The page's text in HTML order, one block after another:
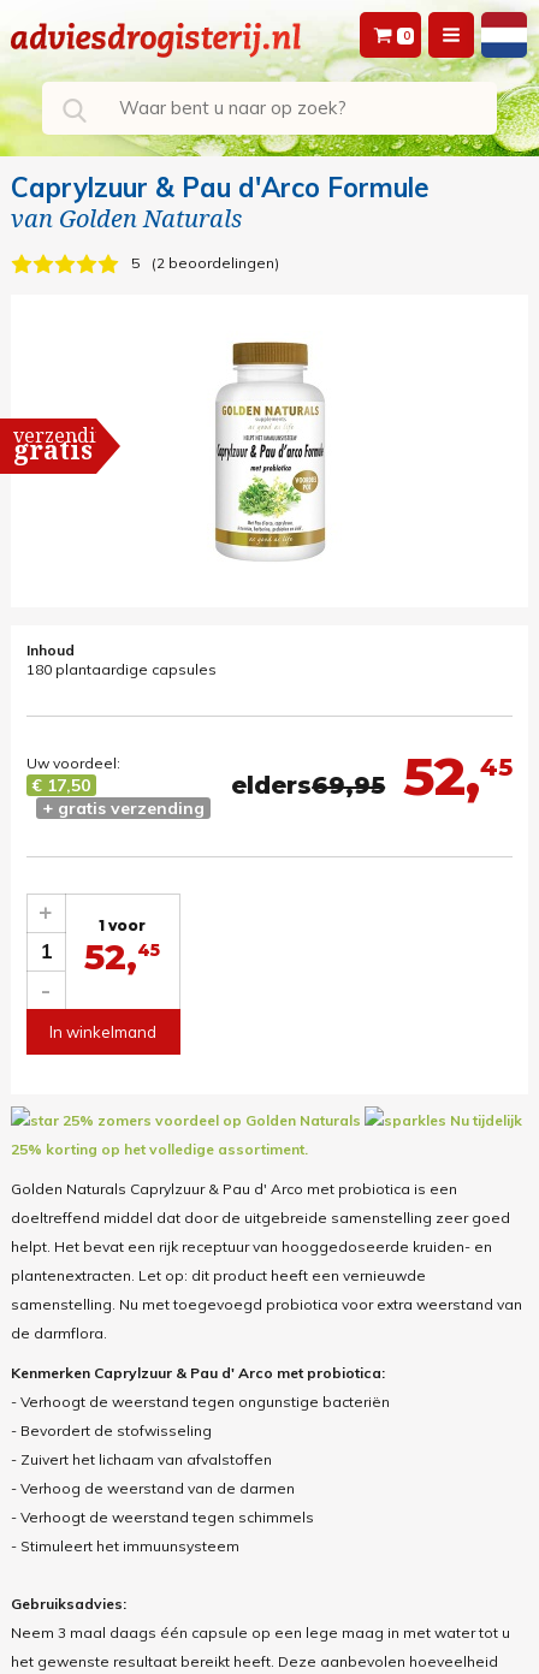
0
Caprylzuur & Pau d'Arco Formule
van Golden Naturals
5 2 beoordelingen
verzending
gratis
Inhoud
180 plantaardige capsules
52,45
elders69,95
Uw voordeel:
€ 17,50
+ gratis verzending
1
-
+ 1 voor
52,45
In winkelmand
25% zomers voordeel op Golden Naturals
Nu tijdelijk
25% korting op het volledige assortiment.
Golden Naturals Caprylzuur & Pau d' Arco met probiotica is een
doeltreffend middel dat door de uitgebreide samenstelling zeer goed
helpt. Het bevat een rijk receptuur van hooggedoseerde kruiden- en
plantenextracten. Let op: dit product heeft een vernieuwde
samenstelling. Nu met toegevoegd probiotica voor extra weerstand van
de darmflora.
Kenmerken Caprylzuur & Pau d' Arco met probiotica:
- Verhoogt de weerstand tegen ongunstige bacteriën
- Bevordert de stofwisseling
- Zuivert het lichaam van afvalstoffen
- Verhoog de weerstand van de darmen
- Verhoogt de weerstand tegen schimmels
- Stimuleert het immuunsysteem
Gebruiksadvies:
Neem 3 maal daags één capsule op een lege maag in met water tot u
het gewenste resultaat bereikt heeft. Deze aanbevolen hoeveelheid